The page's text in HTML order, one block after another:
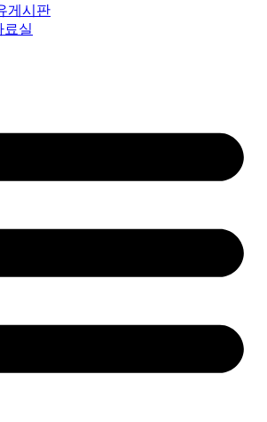
게시판
료실